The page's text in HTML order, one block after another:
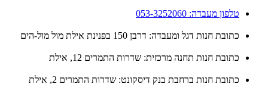
טלפון מעבדה: 053-3252060
כתובת חנות דגל ומעבדה: דרבן 150 בפנינת אילת מול מול-הים
כתובת חנות תחנה מרכזית: שדרות התמרים 12, אילת
כתובת חנות ברחבת בנק דיסקונט: שדרות התמרים 2, אילת